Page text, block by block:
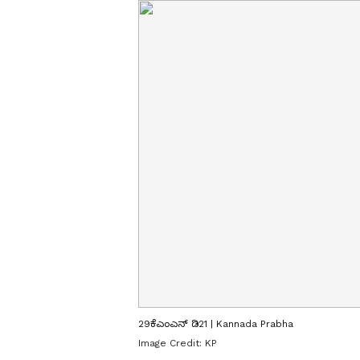
29ಕೆಎಂಎನ್ ಡಿ21 | Kannada Prabha
Image Credit: KP